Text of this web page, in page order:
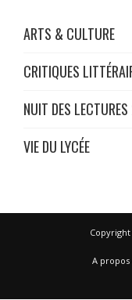
ARTS & CULTURE
CRITIQUES
NUIT DES
VIE DU LYCÉE
Copyright
A